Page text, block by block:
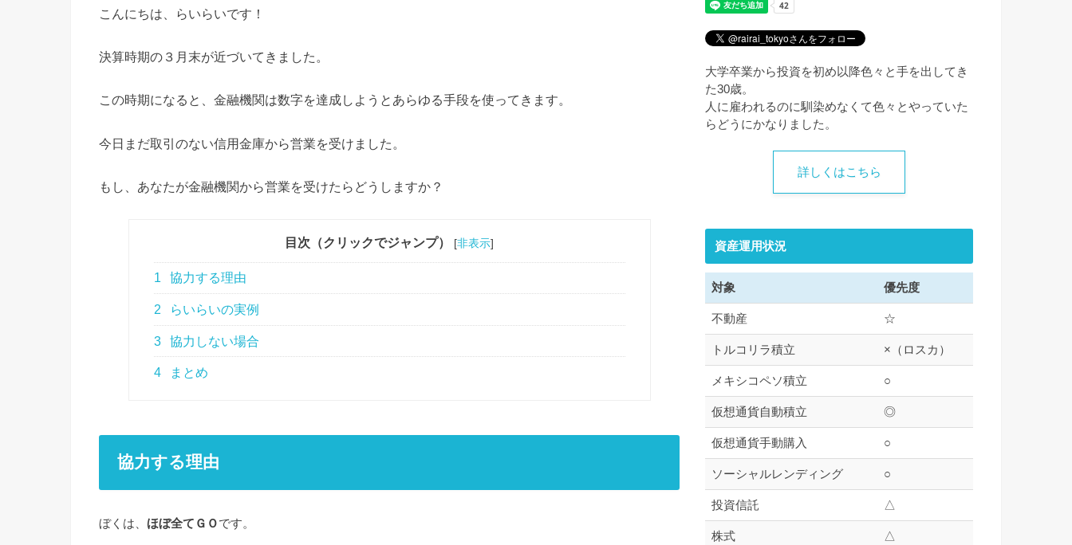
こんにちは、らいらいです！
決算時期の３月末が近づいてきました。
この時期になると、金融機関は数字を達成しようとあらゆる手段を使ってきます。
今日まだ取引のない信用金庫から営業を受けました。
もし、あなたが金融機関から営業を受けたらどうしますか？
目次（クリックでジャンプ） [非表示]
1 協力する理由
2 らいらいの実例
3 協力しない場合
4 まとめ
協力する理由
ぼくは、 ほぼ全てＧＯです。
大学卒業から投資を初め以降色々と手を出してき
た30歳。
人に雇われるのに馴染めなくて色々とやっていた
らどうにかなりました。
詳しくはこちら
資産運用状況
対象 優先度
不動産 ☆
トルコリラ積立 ×（ロスカ）
メキシコペソ積立 ○
仮想通貨自動積立 ◎
仮想通貨手動購入 ○
ソーシャルレンディング ○
投資信託 △
株式 △